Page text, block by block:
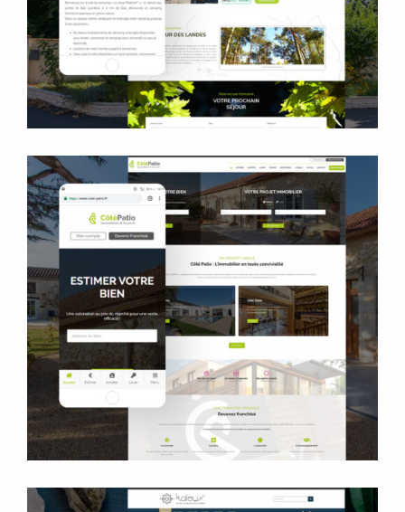
Flyers et plaquettes
Côté Patio Immobilier &
Brunch
Sites internet
Accompagnement rédaction